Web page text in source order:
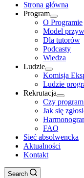
Strona główna
Program
O Programie
Model
Dla tutorów
Podcasty
Wiedza
Ludzie
Komisja
Ludzie
Rekrutacja
Czy
Jak się
FAQ
Sieć absolwencka
Aktualności
Kontakt
Search